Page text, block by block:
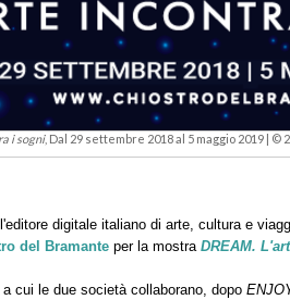
i sogni, Dal 29 settembre 2018 al 5 maggio 2019 | ©
digitale italiano di arte, cultura e
del Bramante per la mostra DREAM.
cui le due società collaborano, dopo